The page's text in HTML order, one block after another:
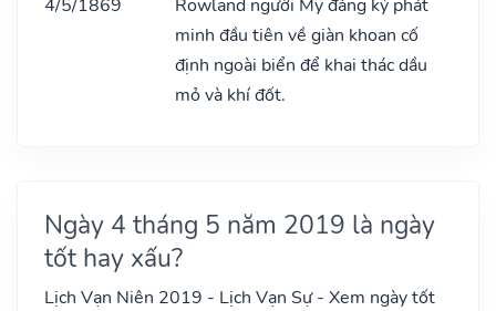
4/5/1869
Rowland người Mỹ đǎng ký phát
minh đầu tiên về giàn khoan cố
định ngoài biển để khai thác dầu
mỏ và khí đốt.
Ngày 4 tháng 5 năm 2019 là ngày
tốt hay xấu?
Lịch Vạn Niên 2019 - Lịch Vạn Sự - Xem ngày tốt